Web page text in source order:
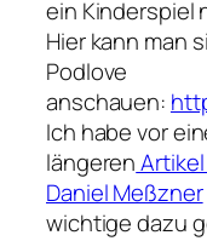
ein Kinderspiel
Hier kann man
Podlove
anschauen:
Ich habe vor
längeren
Daniel Meßzner
wichtige dazu